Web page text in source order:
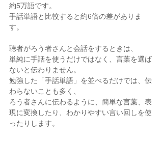
約5万語です。
手話単語と比較すると約6倍の差がありま
す。
聴者がろう者さんと会話をするときは、
単純に手話を使うだけではなく、言葉を選ば
ないと伝わりません。
勉強した「手話単語」を並べるだけでは、伝
わらないことも多く、
ろう者さんに伝わるように、簡単な言葉、表
現に変換したり、わかりやすい言い回しを使
ったりします。